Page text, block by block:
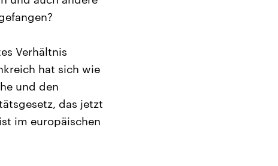
Verhältnis
hat sich wie
und den
das jetzt
im europäischen